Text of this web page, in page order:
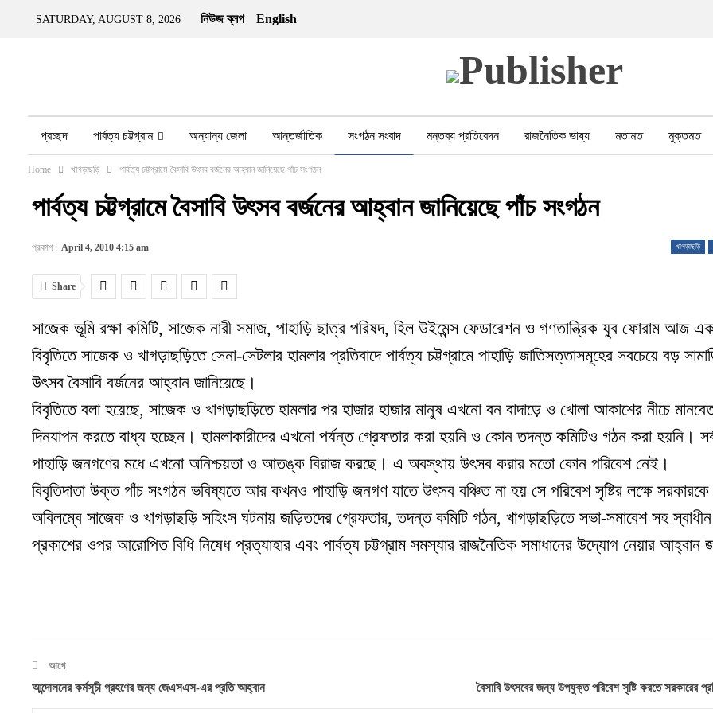
SATURDAY, AUGUST 8, 2026 নিউজ ব্লগ English
প্রচ্ছদ পার্বত্য চট্টগ্রাম অন্যান্য জেলা আন্তর্জাতিক সংগঠন সংবাদ মন্তব্য প্রতিবেদন রাজনৈতিক ভাষ্য মতামত মুক্তমত
অন্য মিডিয়া ইতিহাস জীবন-যাপন তথ্য প্রযুক্তি
Home খাগড়াছড়ি পার্বত্য চট্টগ্রামে বৈসাবি উৎসব বর্জনের আহ্বান জানিয়েছে পাঁচ সংগঠন
পার্বত্য চট্টগ্রামে বৈসাবি উৎসব বর্জনের আহ্বান জানিয়েছে পাঁচ সংগঠন
খাগড়াছড়ি
প্রকাশ : April 4, 2010 4:15 am
Share
সাজেক ভূমি রক্ষা কমিটি, সাজেক নারী সমাজ, পাহাড়ি ছাত্র পরিষদ, হিল উইমেন্স ফেডারেশন ও গণতান্ত্রিক যুব ফোরাম আজ
বিবৃতিতে সাজেক ও খাগড়াছড়িতে সেনা-সেটলার হামলার প্রতিবাদে পার্বত্য চট্টগ্রামে পাহাড়ি জাতিসত্তাসমূহের সবচেয়ে বড়
উৎসব বৈসাবি বর্জনের আহ্বান জানিয়েছে।
বিবৃতিতে বলা হয়েছে, সাজেক ও খাগড়াছড়িতে হামলার পর হাজার হাজার মানুষ এখনো বন বাদাড়ে ও খোলা আকাশের নীচে
দিনযাপন করতে বাধ্য হচ্ছেন। হামলাকারীদের এখনো পর্যন্ত গ্রেফতার করা হয়নি ও কোন তদন্ত কমিটিও গঠন করা হয়নি।
পাহাড়ি জনগণের মধে এখনো অনিশ্চয়তা ও আতঙ্ক বিরাজ করছে। এ অবস্থায় উৎসব করার মতো কোন পরিবেশ নেই।
বিবৃতিদাতা উক্ত পাঁচ সংগঠন ভবিষ্যতে আর কখনও পাহাড়ি জনগণ যাতে উৎসব বঞ্চিত না হয় সে পরিবেশ সৃষ্টির লক্ষে সরকারকে
অবিলম্বে সাজেক ও খাগড়াছড়ি সহিংস ঘটনায় জড়িতদের গ্রেফতার, তদন্ত কমিটি গঠন, খাগড়াছড়িতে সভা-সমাবেশ সহ
প্রকাশের ওপর আরোপিত বিধি নিষেধ প্রত্যাহার এবং পার্বত্য চট্টগ্রাম সমস্যার রাজনৈতিক সমাধানের উদ্যোগ নেয়ার আহ্বান
আগে
আন্দোলনের কর্মসূচী গ্রহণের জন্য জেএসএস-এর প্রতি আহ্বান বৈসাবি উৎসবের জন্য উপযুক্ত পরিবেশ সৃষ্টি করতে সরকারের